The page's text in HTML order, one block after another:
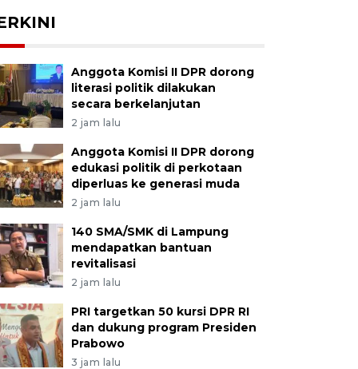
Anggota Komisi II DPR dorong
literasi politik dilakukan
secara berkelanjutan
2 jam lalu
Anggota Komisi II DPR dorong
edukasi politik di perkotaan
diperluas ke generasi muda
2 jam lalu
140 SMA/SMK di Lampung
mendapatkan bantuan
revitalisasi
2 jam lalu
PRI targetkan 50 kursi DPR RI
dan dukung program Presiden
Prabowo
3 jam lalu